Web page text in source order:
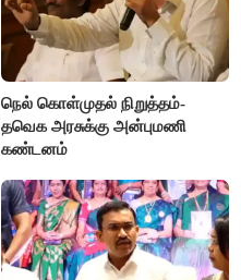
நெல் கொள்முதல் நிறுத்தம்-
தவெக அரசுக்கு அன்புமணி
கண்டனம்